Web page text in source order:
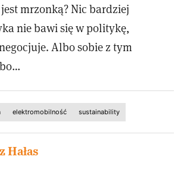
mrzonką? Nic bardziej
nie bawi się w politykę,
Albo sobie z tym
elektromobilność sustainability
Hałas